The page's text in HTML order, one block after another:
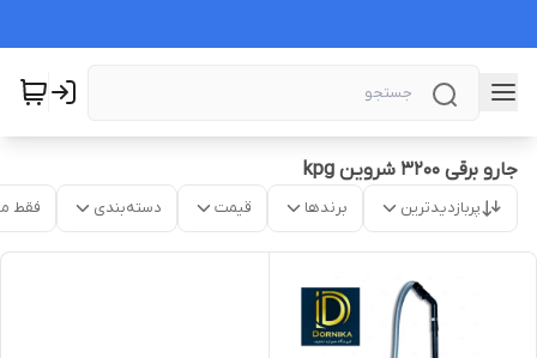
جارو برقی ۳۲۰۰ شروین kpg
پربازدیدترین برندها قیمت دسته‌بندی فقط